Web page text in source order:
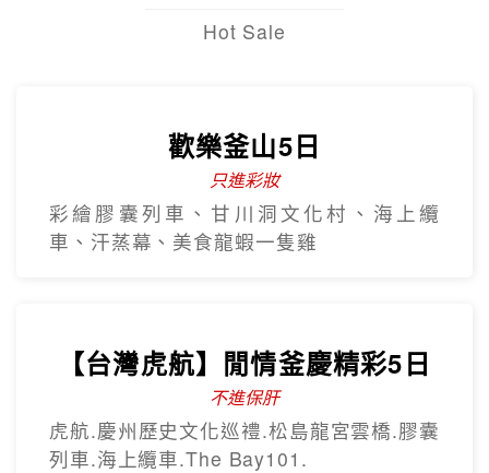
Hot Sale
歡樂釜山5日
只進彩妝
彩繪膠囊列車、甘川洞文化村、海上纜
車、汗蒸幕、美食龍蝦一隻雞
【台灣虎航】閒情釜慶精彩5日
不進保肝
虎航.慶州歷史文化巡禮.松島龍宮雲橋.膠囊
列車.海上纜車.The Bay101.